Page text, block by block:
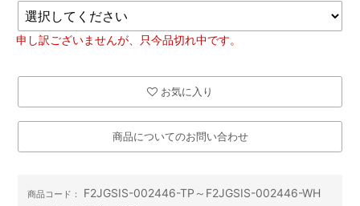
申し訳ございませんが、只今品切れ中です。
お気に入り
商品についてのお問い合わせ
商品コード： F2JGSIS-002446-TP～F2JGSIS-002446-WH